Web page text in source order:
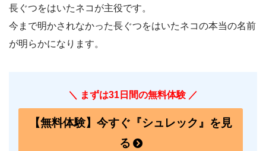
長ぐつをはいたネコが主役です。
今まで明かされなかった長ぐつをはいたネコの本当の名前
が明らかになります。
＼ まずは31日間の無料体験 ／
【無料体験】今すぐ『シュレック』を見
る